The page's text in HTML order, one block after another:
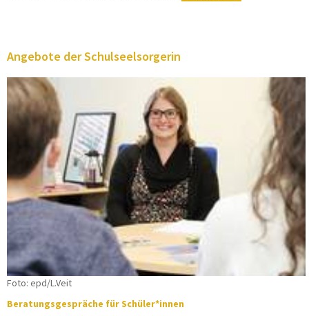
Angebote der Schulseelsorgerin
Foto: epd/L.Veit
Beratungsgespräche für Schüler*innen